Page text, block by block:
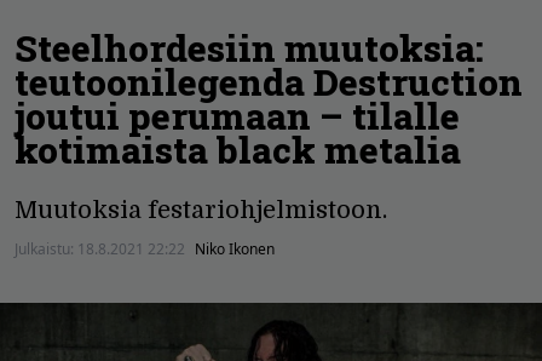
Steelhordesiin muutoksia:
teutoonilegenda Destruction
joutui perumaan – tilalle
kotimaista black metalia
Muutoksia festariohjelmistoon.
Julkaistu: 18.8.2021 22:22 Niko Ikonen